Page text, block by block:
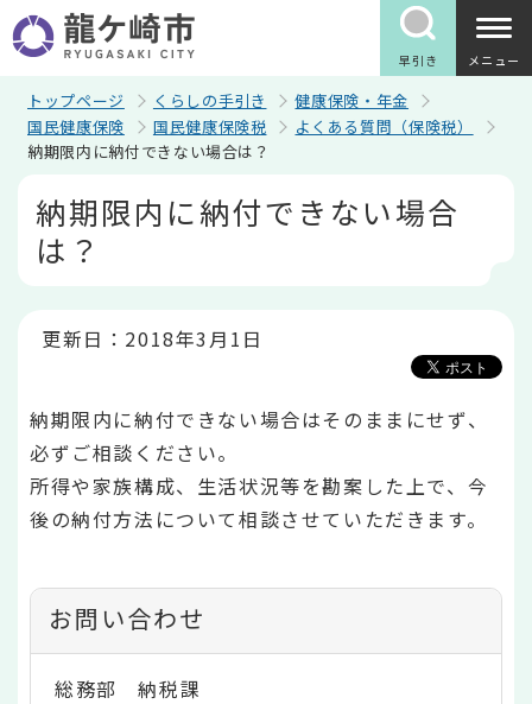
の
ペ
早引き メニュー
トップページ くらしの手引き
健康保険・年金
国民健康保険
国民健康保険税
よくある質問（保険税）
納期限内に納付できない場合は？
納期限内に納付できない場合
は？
更新日：2018年3月1日
納期限内に納付できない場合はそのままにせず、
必ずご相談ください。
所得や家族構成、生活状況等を勘案した上で、今
後の納付方法について相談させていただきます。
お問い合わせ
総務部 納税課